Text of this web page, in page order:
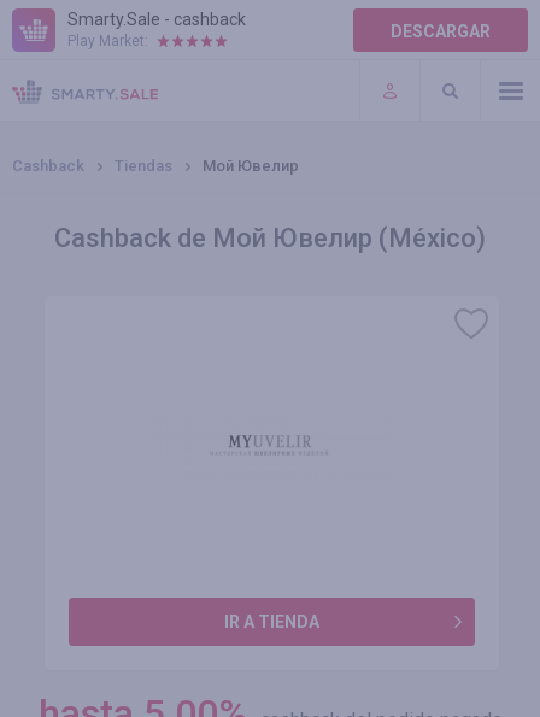
Smarty.Sale - cashback
Play Market: DESCARGAR
AYUDA
TÉRMINOS DE USO
Cashback Tiendas Мой Ювелир
Cashback de Мой Ювелир (México)
IR A TIENDA